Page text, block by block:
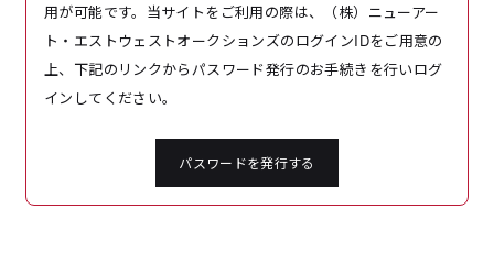
用が可能です。当サイトをご利用の際は、（株）ニューアー
ト・エストウェストオークションズのログインIDをご用意の
上、下記のリンクからパスワード発行のお手続きを行いログ
インしてください。
パスワードを発行する